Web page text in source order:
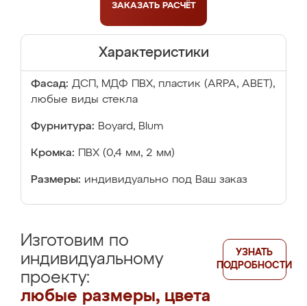
ЗАКАЗАТЬ РАСЧЁТ
Характеристики
Фасад: ДСП, МДФ ПВХ, пластик (ARPA, ABET),
любые виды стекла
Фурнитура: Boyard, Blum
Кромка: ПВХ (0,4 мм, 2 мм)
Размеры: индивидуально под Ваш заказ
Изготовим по
индивидуальному
проекту:
любые размеры, цвета
УЗНАТЬ
ПОДРОБНОСТИ